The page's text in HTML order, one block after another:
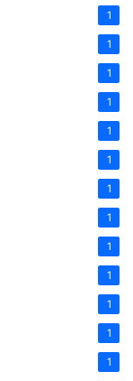
1
1
1
1
1
1
1
1
1
1
1
1
1